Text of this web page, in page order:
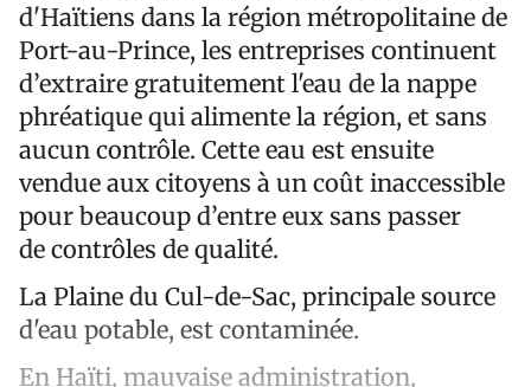
d'Haïtiens dans la région métropolitaine de
Port-au-Prince, les entreprises continuent
d’extraire gratuitement l'eau de la nappe
phréatique qui alimente la région, et sans
aucun contrôle. Cette eau est ensuite
vendue aux citoyens à un coût inaccessible
pour beaucoup d’entre eux sans passer
de contrôles de qualité.
La Plaine du Cul-de-Sac, principale source
d'eau potable, est contaminée.
En Haïti, mauvaise administration,